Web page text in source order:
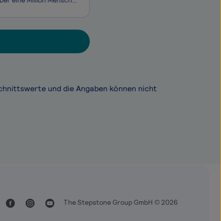
und die Angaben können nicht
The Stepstone Group GmbH © 2026